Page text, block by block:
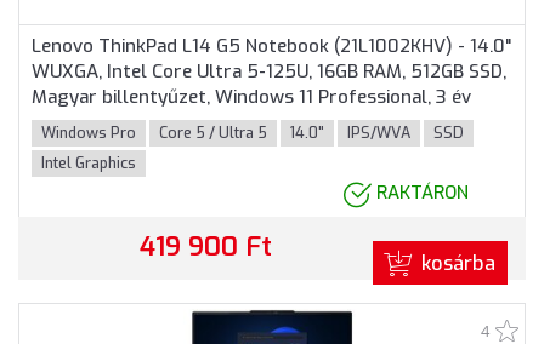
Lenovo ThinkPad L14 G5 Notebook (21L1002KHV) - 14.0"
WUXGA, Intel Core Ultra 5-125U, 16GB RAM, 512GB SSD,
Magyar billentyűzet, Windows 11 Professional, 3 év
garancia, Fekete színben
Windows Pro Core 5 / Ultra 5 14.0" IPS/WVA
SSD
Intel Graphics
RAKTÁRON
419 900 Ft kosárba
4